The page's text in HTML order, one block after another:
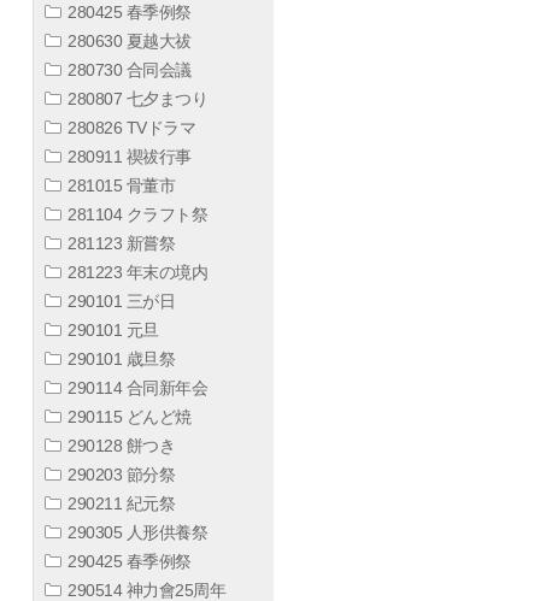
280425 春季例祭
280630 夏越大祓
280730 合同会議
280807 七夕まつり
280826 TVドラマ
280911 禊祓行事
281015 骨董市
281104 クラフト祭
281123 新嘗祭
281223 年末の境内
290101 三が日
290101 元旦
290101 歳旦祭
290114 合同新年会
290115 どんど焼
290128 餅つき
290203 節分祭
290211 紀元祭
290305 人形供養祭
290425 春季例祭
290514 神力會25周年